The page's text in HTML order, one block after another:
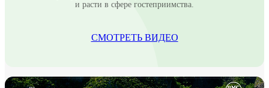
и расти в сфере гостеприимства.
СМОТРЕТЬ ВИДЕО